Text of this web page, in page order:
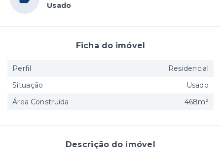
Usado
Descrição do imóvel
Ficha do imóvel
Perfil
Residencial
Situação
Usado
Área Construida
468m²